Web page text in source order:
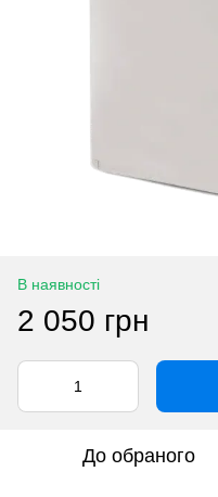
В наявності
2 050 грн
До обраного